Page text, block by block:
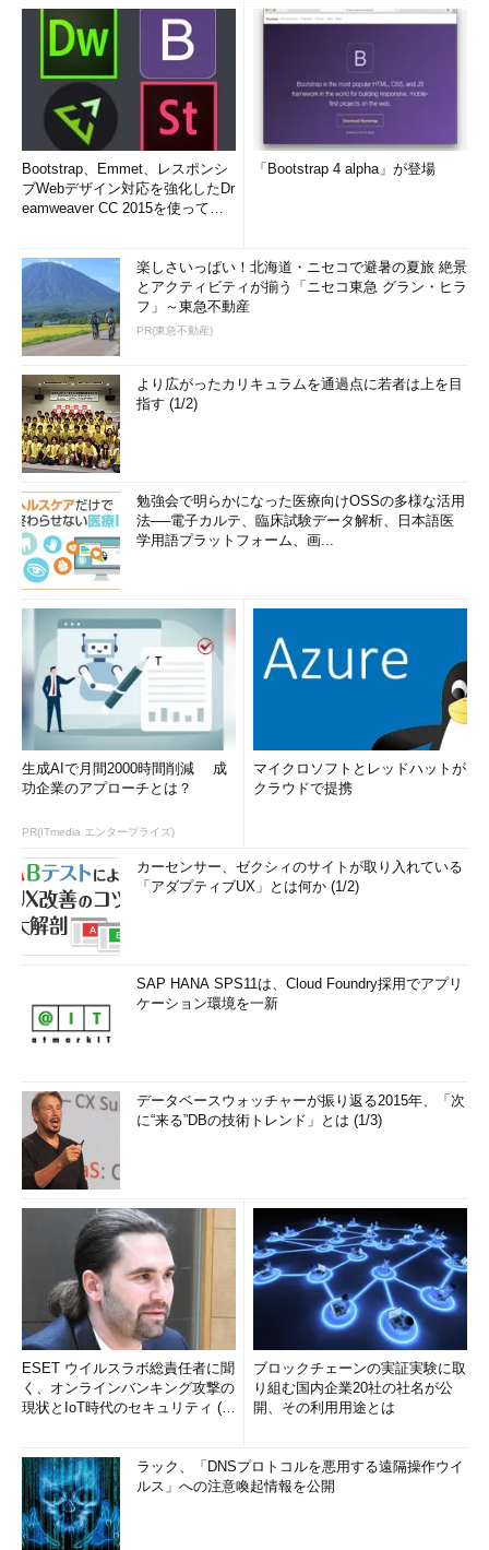
Bootstrap、Emmet、レスポンシ
ブWebデザイン対応を強化したDr
eamweaver CC 2015を使って
「Bootstrap 4 alpha」が登場
楽しさいっぱい！北海道・ニセコで避暑の夏旅 絶景
とアクティビティが揃う「ニセコ東急 グラン・ヒラ
フ」～東急不動産
PR(東急不動産)
より広がったカリキュラムを通過点に若者は上を目
指す (1/2)
勉強会で明らかになった医療向けOSSの多様な活用
法──電子カルテ、臨床試験データ解析、日本語医
学用語プラットフォーム、画...
生成AIで月間2000時間削減 成
功企業のアプローチとは？
PR(ITmedia エンタープライズ)
マイクロソフトとレッドハットが
クラウドで提携
カーセンサー、ゼクシィのサイトが取り入れている
「アダプティブUX」とは何か (1/2)
SAP HANA SPS11は、Cloud Foundry採用でアプリ
ケーション環境を一新
データベースウォッチャーが振り返る2015年、「次
に“来る”DBの技術トレンド」とは (1/3)
ESET ウイルスラボ総責任者に聞
く、オンラインバンキング攻撃の
現状とIoT時代のセキュリティ (1/
ブロックチェーンの実証実験に取
り組む国内企業20社の社名が公
開、その利用用途とは
ラック、「DNSプロトコルを悪用する遠隔操作ウイ
ルス」への注意喚起情報を公開